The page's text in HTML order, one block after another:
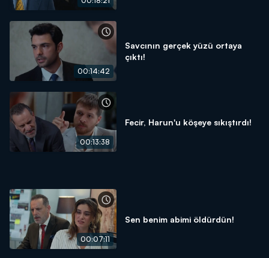
00:14:42
Savcının gerçek yüzü ortaya
çıktı!
00:13:38
Fecir, Harun'u köşeye sıkıştırdı!
00:07:11
Sen benim abimi öldürdün!